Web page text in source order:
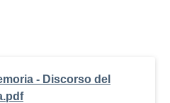
- Discorso del